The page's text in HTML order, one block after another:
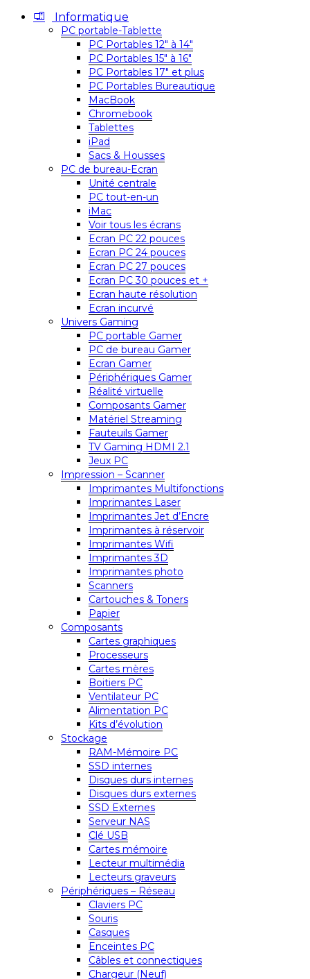
Informatique
PC portable-Tablette
PC Portables 12″ à 14″
PC Portables 15″ à 16″
PC Portables 17″ et plus
PC Portables Bureautique
MacBook
Chromebook
Tablettes
iPad
Sacs & Housses
PC de bureau-Ecran
Unité centrale
PC tout-en-un
iMac
Voir tous les écrans
Ecran PC 22 pouces
Ecran PC 24 pouces
Ecran PC 27 pouces
Ecran PC 30 pouces et +
Ecran haute résolution
Ecran incurvé
Univers Gaming
PC portable Gamer
PC de bureau Gamer
Ecran Gamer
Périphériques Gamer
Réalité virtuelle
Composants Gamer
Matériel Streaming
Fauteuils Gamer
TV Gaming HDMI 2.1
Jeux PC
Impression – Scanner
Imprimantes Multifonctions
Imprimantes Laser
Imprimantes Jet d’Encre
Imprimantes à réservoir
Imprimantes Wifi
Imprimantes 3D
Imprimantes photo
Scanners
Cartouches & Toners
Papier
Composants
Cartes graphiques
Processeurs
Cartes mères
Boitiers PC
Ventilateur PC
Alimentation PC
Kits d’évolution
Stockage
RAM-Mémoire PC
SSD internes
Disques durs internes
Disques durs externes
SSD Externes
Serveur NAS
Clé USB
Cartes mémoire
Lecteur multimédia
Lecteurs graveurs
Périphériques – Réseau
Claviers PC
Souris
Casques
Enceintes PC
Câbles et connectiques
Chargeur (Neuf)